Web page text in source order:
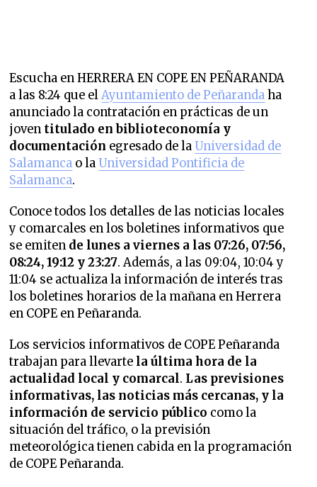
Escucha en HERRERA EN COPE EN PEÑARANDA
a las 8:24 que elAyuntamiento de Peñaranda ha
anunciado la contratación en prácticas de un
joven titulado en biblioteconomía y
documentación egresado de la Universidad de
Salamanca o la Universidad Pontificia de
Salamanca.
Conoce todos los detalles de las noticias locales
y comarcales en los boletines informativos que
se emiten de lunes a viernes a las 07:26, 07:56,
08:24, 19:12 y 23:27. Además, a las 09:04, 10:04 y
11:04 se actualiza la información de interés tras
los boletines horarios de la mañana en Herrera
en COPE en Peñaranda.
Los servicios informativos de COPE Peñaranda
trabajan para llevarte la última hora de la
actualidad local y comarcal. Las previsiones
informativas, las noticias más cercanas, y la
información de servicio público como la
situación del tráfico, o la previsión
meteorológica tienen cabida en la programación
de COPE Peñaranda.